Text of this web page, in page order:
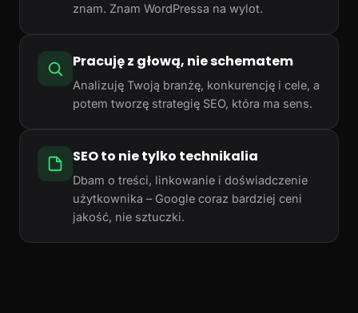
znam. Znam WordPressa na wylot.
Pracuję z głową, nie schematem
Analizuję Twoją branżę, konkurencję i cele, a
potem tworzę strategię SEO, która ma sens.
SEO to nie tylko technikalia
Dbam o treści, linkowanie i doświadczenie
użytkownika – Google coraz bardziej ceni
jakość, nie sztuczki.